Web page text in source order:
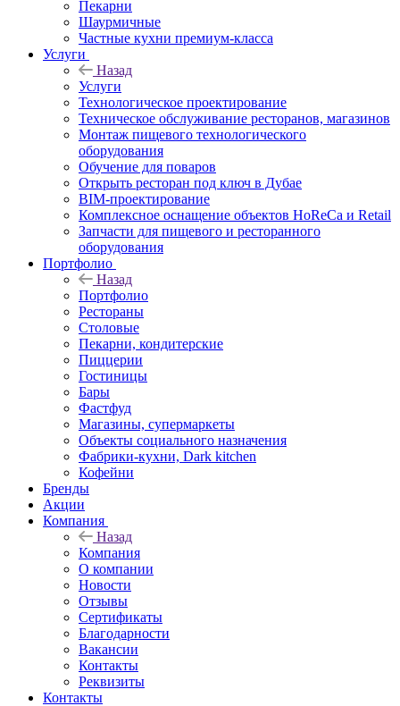
Пекарни
Шаурмичные
Частные кухни премиум-класса
Услуги
Назад
Услуги
Технологическое проектирование
Техническое обслуживание ресторанов, магазинов
Монтаж пищевого технологического
оборудования
Обучение для поваров
Открыть ресторан под ключ в Дубае
BIM-проектирование
Комплексное оснащение объектов HoReCa и Retail
Запчасти для пищевого и ресторанного
оборудования
Портфолио
Назад
Портфолио
Рестораны
Столовые
Пекарни, кондитерские
Пиццерии
Гостиницы
Бары
Фастфуд
Магазины, супермаркеты
Объекты социального назначения
Фабрики-кухни, Dark kitchen
Кофейни
Бренды
Акции
Компания
Назад
Компания
О компании
Новости
Отзывы
Сертификаты
Благодарности
Вакансии
Контакты
Реквизиты
Контакты